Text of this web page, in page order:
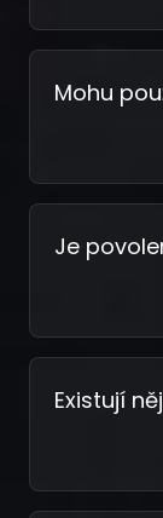
Mohu
Je
Existují